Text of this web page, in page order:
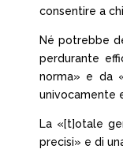
consentire a
Né potrebbe
perdurante
norma» e da
univocamente
La «[t]otale
precisi» e di